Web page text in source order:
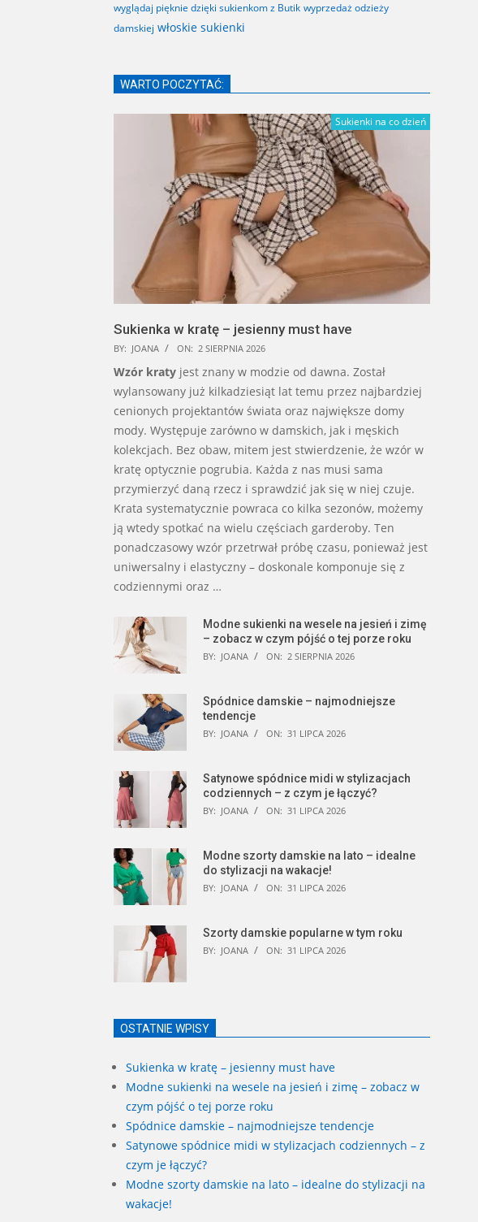
wyglądaj pięknie dzięki sukienkom z Butik wyprzedaż odzieży
damskiej włoskie sukienki
WARTO POCZYTAĆ:
Sukienki na co dzień
Sukienka w kratę – jesienny must have
BY: JOANA ON: 2 SIERPNIA 2026
Wzór kraty jest znany w modzie od dawna. Został
wylansowany już kilkadziesiąt lat temu przez najbardziej
cenionych projektantów świata oraz największe domy
mody. Występuje zarówno w damskich, jak i męskich
kolekcjach. Bez obaw, mitem jest stwierdzenie, że wzór w
kratę optycznie pogrubia. Każda z nas musi sama
przymierzyć daną rzecz i sprawdzić jak się w niej czuje.
Krata systematycznie powraca co kilka sezonów, możemy
ją wtedy spotkać na wielu częściach garderoby. Ten
ponadczasowy wzór przetrwał próbę czasu, ponieważ jest
uniwersalny i elastyczny – doskonale komponuje się z
codziennymi oraz …
Modne sukienki na wesele na jesień i zimę
– zobacz w czym pójść o tej porze roku
BY: JOANA ON: 2 SIERPNIA 2026
Spódnice damskie – najmodniejsze
tendencje
BY: JOANA ON: 31 LIPCA 2026
Satynowe spódnice midi w stylizacjach
codziennych – z czym je łączyć?
BY: JOANA ON: 31 LIPCA 2026
Modne szorty damskie na lato – idealne
do stylizacji na wakacje!
BY: JOANA ON: 31 LIPCA 2026
Szorty damskie popularne w tym roku
BY: JOANA ON: 31 LIPCA 2026
OSTATNIE WPISY
Sukienka w kratę – jesienny must have
Modne sukienki na wesele na jesień i zimę – zobacz w
czym pójść o tej porze roku
Spódnice damskie – najmodniejsze tendencje
Satynowe spódnice midi w stylizacjach codziennych – z
czym je łączyć?
Modne szorty damskie na lato – idealne do stylizacji na
wakacje!